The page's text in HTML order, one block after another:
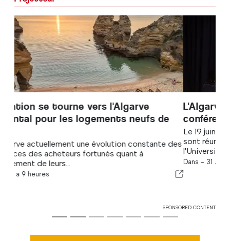
L'Algarve accueille sa deuxième
conférence sur les soins neurointensifs
Le 19 juin 2026, plus de 80 professionnels de santé se
sont réunis au Centre de simulation médicale de
l'Université de...
Dans - 31 Jul 2026
SPONSORED CONTENT